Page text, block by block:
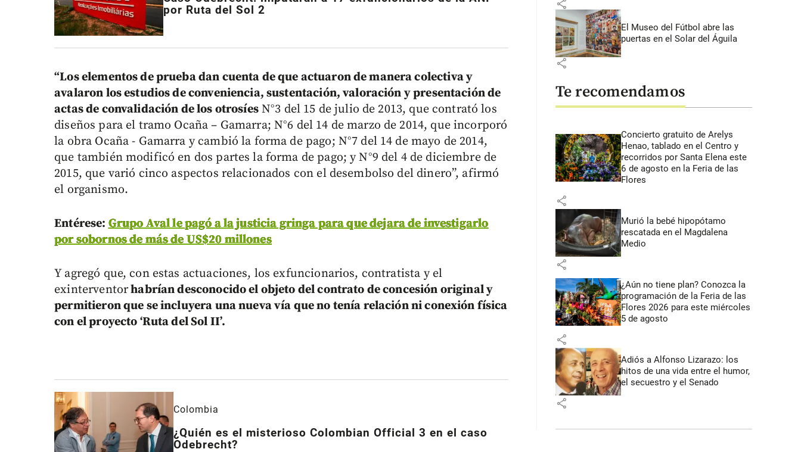
por Ruta del Sol 2
“Los elementos de prueba dan cuenta de que actuaron de manera colectiva y
avalaron los estudios de conveniencia, sustentación, valoración y presentación de
actas de convalidación de los otrosíesN°3 del 15 de julio de 2013, que contrató los
diseños para el tramo Ocaña – Gamarra; N°6 del 14 de marzo de 2014, que incorporó
la obra Ocaña - Gamarra y cambió la forma de pago; N°7 del 14 de mayo de 2014,
que también modificó en dos partes la forma de pago; y N°9 del 4 de diciembre de
2015, que varió cinco aspectos relacionados con el desembolso del dinero”, afirmó
el organismo.
Entérese: Grupo Aval le pagó a la justicia gringa para que dejara de investigarlo
por sobornos de más de US$20 millones
Y agregó que, con estas actuaciones, los exfuncionarios, contratista y el
exinterventorhabrían desconocido el objeto del contrato de concesión original y
permitieron que se incluyera una nueva vía que no tenía relación ni conexión física
con el proyecto ‘Ruta del Sol II’.
Colombia
¿Quién es el misterioso Colombian Official 3 en el caso
Odebrecht?
share
El Museo del Fútbol abre las
puertas en el Solar del Águila
share
Te recomendamos
Concierto gratuito de Arelys
Henao, tablado en el Centro y
recorridos por Santa Elena este
6 de agosto en la Feria de las
Flores
share
Murió la bebé hipopótamo
rescatada en el Magdalena
Medio
share
¿Aún no tiene plan? Conozca la
programación de la Feria de las
Flores 2026 para este miércoles
5 de agosto
share
Adiós a Alfonso Lizarazo: los
hitos de una vida entre el humor,
el secuestro y el Senado
share